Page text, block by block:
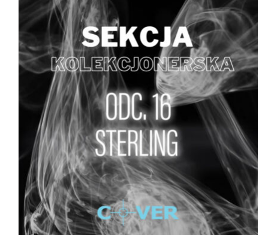
DODAJ DO KOSZYKA SZCZEGÓŁY